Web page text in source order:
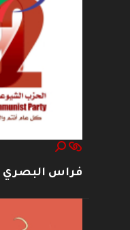
فراس البصري